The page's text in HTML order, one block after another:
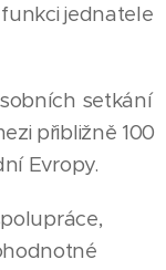
jednatele
setkání
přibližně 100
Evropy.